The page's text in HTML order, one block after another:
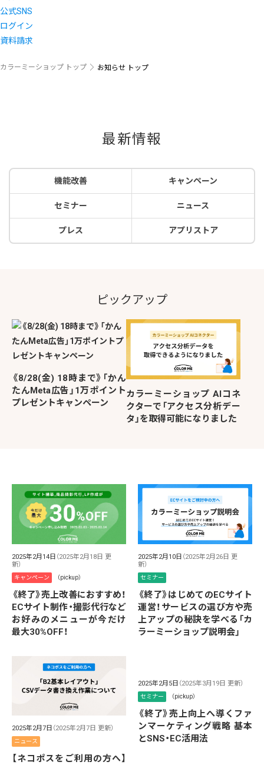
公式SNS
ログイン
資料請求
カラーミーショップ トップ お知らせ トップ
最新情報
機能改善 キャンペーン
セミナー ニュース
プレス アプリストア
ピックアップ
《8/28(金) 18時まで》「かん
たんMeta広告」1万ポイント
プレゼントキャンペーン
カラーミーショップ AIコネ
クターで「アクセス分析デー
タ」を取得可能になりました
2025年2月14日 （2025年2月18日 更
新）
キャンペーン （pickup）
《終了》売上改善におすすめ！
ECサイト制作・撮影代行など
お好みのメニューが今だけ
最大30%OFF！
2025年2月10日 （2025年2月26日 更
新）
セミナー
《終了》はじめてのECサイト
運営！サービスの選び方や売
上アップの秘訣を学べる「カ
ラーミーショップ説明会」
2025年2月7日 （2025年2月7日 更新）
ニュース
【ネコポスをご利用の方へ】
2025年2月5日 （2025年3月19日 更新）
セミナー （pickup）
《終了》売上向上へ導くファ
ンマーケティング戦略 基本
とSNS・EC活用法